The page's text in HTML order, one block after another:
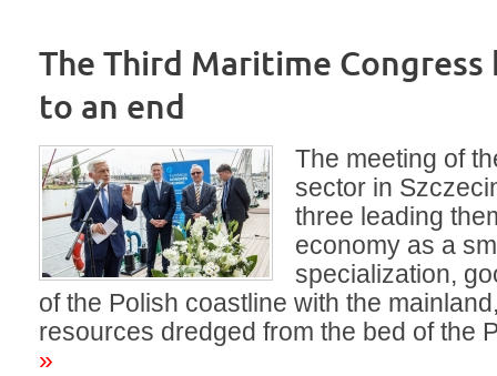
The Third Maritime Congress
to an end
The meeting of
sector in
three leading
economy as a
specialization,
of the Polish coastline with the
resources dredged from the bed of the
»